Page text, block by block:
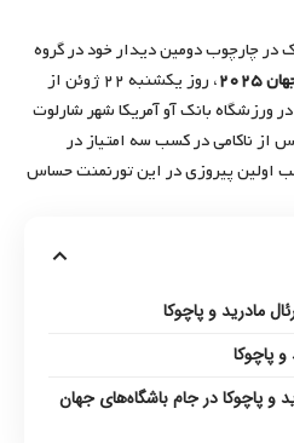
در چارچوب دومین دیدار خود در گروه
، روز یکشنبه ۲۲ ژوئن از
در ورزشگاه بانک آو آمریکا شهر شارلوت
ناکامی در کسب سه امتیاز در
اولین پیروزی در این تورنمنت حساس
مادرید و پاچوکا
پاچوکا
و پاچوکا در جام باشگاه‌های جهان